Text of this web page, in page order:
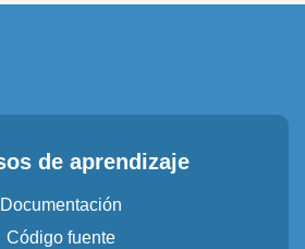
de aprendizaje
Documentación
Código fuente